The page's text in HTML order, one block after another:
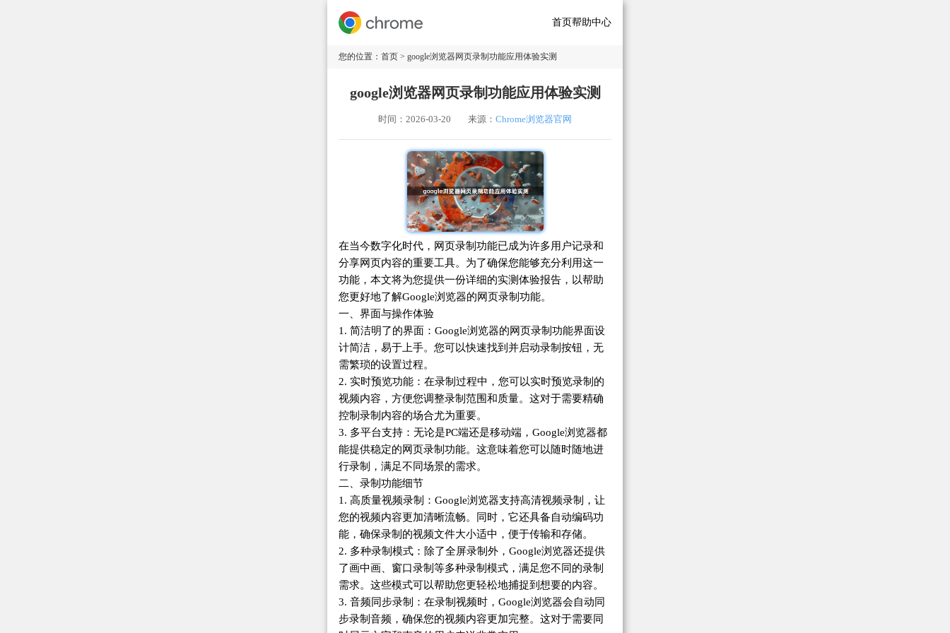
首页帮助中心
您的位置： 首页 > google浏览器网页录制功能应用体验实测
google浏览器网页录制功能应用体验实测
时间：2026-03-20 来源： Chrome浏览器官网
在当今数字化时代，网页录制功能已成为许多用户记录和
分享网页内容的重要工具。为了确保您能够充分利用这一
功能，本文将为您提供一份详细的实测体验报告，以帮助
您更好地了解Google浏览器的网页录制功能。
一、界面与操作体验
1. 简洁明了的界面：Google浏览器的网页录制功能界面设
计简洁，易于上手。您可以快速找到并启动录制按钮，无
需繁琐的设置过程。
2. 实时预览功能：在录制过程中，您可以实时预览录制的
视频内容，方便您调整录制范围和质量。这对于需要精确
控制录制内容的场合尤为重要。
3. 多平台支持：无论是PC端还是移动端，Google浏览器都
能提供稳定的网页录制功能。这意味着您可以随时随地进
行录制，满足不同场景的需求。
二、录制功能细节
1. 高质量视频录制：Google浏览器支持高清视频录制，让
您的视频内容更加清晰流畅。同时，它还具备自动编码功
能，确保录制的视频文件大小适中，便于传输和存储。
2. 多种录制模式：除了全屏录制外，Google浏览器还提供
了画中画、窗口录制等多种录制模式，满足您不同的录制
需求。这些模式可以帮助您更轻松地捕捉到想要的内容。
3. 音频同步录制：在录制视频时，Google浏览器会自动同
步录制音频，确保您的视频内容更加完整。这对于需要同